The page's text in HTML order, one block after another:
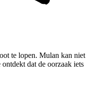
te lopen. Mulan kan niet
dat de oorzaak iets